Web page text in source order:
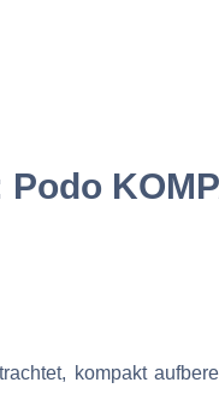
kompakt